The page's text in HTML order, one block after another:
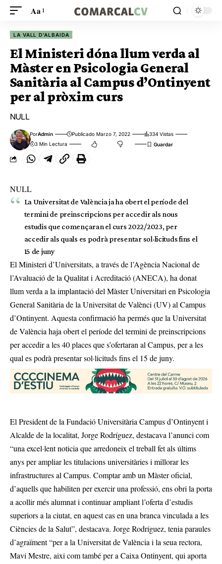
Aa
LA VALL D'ALBAIDA
El Ministeri dóna llum verda al
Màster en Psicologia General
Sanitària al Campus d’Ontinyent
per al pròxim curs
NULL
PorAdmin Publicado Marzo 7, 2022
334 Vistas
3 Min Lectura
NULL
La Universitat de València ja ha obert el període del
termini de preinscripcions per accedir als nous
estudis que començaran el curs 2022/2023, per
accedir als quals es podrà presentar sol·licituds fins el
15 de juny
El Ministeri d’Universitats, a través de l’Agència Nacional de
l’Avaluació de la Qualitat i Acreditació (ANECA), ha donat
llum verda a la implantació del Màster Universitari en Psicologia
General Sanitària de la Universitat de Valènci (UV) al Campus
d’Ontinyent. Aquesta confirmació ha permés que la Universitat
de València haja obert el període del termini de preinscripcions
per accedir a les 40 places que s’ofertaran al Campus, per a les
qual es podrà presentar sol·licituds fins el 15 de juny.
El President de la Fundació Universitària Campus d’Ontinyent i
Alcalde de la localitat, Jorge Rodríguez, destacava l’anunci com
“una excel·lent noticia que arredoneix el treball fet als últims
anys per ampliar les titulacions universitàries i millorar les
infrastructures al Campus. Comptar amb un Màster oficial,
d’aquells que habiliten per exercir una professió, ens obri la porta
a acollir més alumnat i continuar ampliant l’oferta d’estudis
superiors a la ciutat, en aquest cas en una branca vinculada a les
Ciències de la Salut”, destacava. Jorge Rodríguez, tenia paraules
d’agraïment “per a la Universitat de València i la seua rectora,
Mavi Mestre, aixi com també per a Caixa Ontinyent, qui aporta